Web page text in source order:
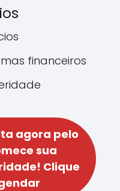
financeiros
agora pelo
sua
Clique